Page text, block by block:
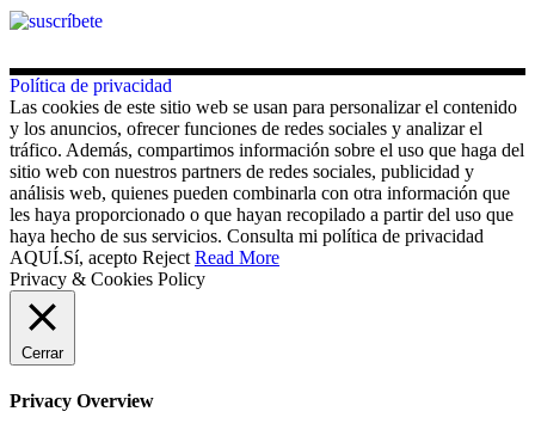
Política de privacidad
Las cookies de este sitio web se usan para personalizar el contenido
y los anuncios, ofrecer funciones de redes sociales y analizar el
tráfico. Además, compartimos información sobre el uso que haga del
sitio web con nuestros partners de redes sociales, publicidad y
análisis web, quienes pueden combinarla con otra información que
les haya proporcionado o que hayan recopilado a partir del uso que
haya hecho de sus servicios. Consulta mi política de privacidad
AQUÍ.Sí, acepto Reject Read More
Privacy & Cookies Policy
Cerrar
Privacy Overview